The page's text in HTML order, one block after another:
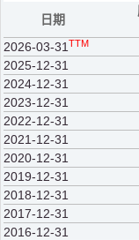
日期
2026-03-31 TTM
2025-12-31
2024-12-31
2023-12-31
2022-12-31
2021-12-31
2020-12-31
2019-12-31
2018-12-31
2017-12-31
2016-12-31